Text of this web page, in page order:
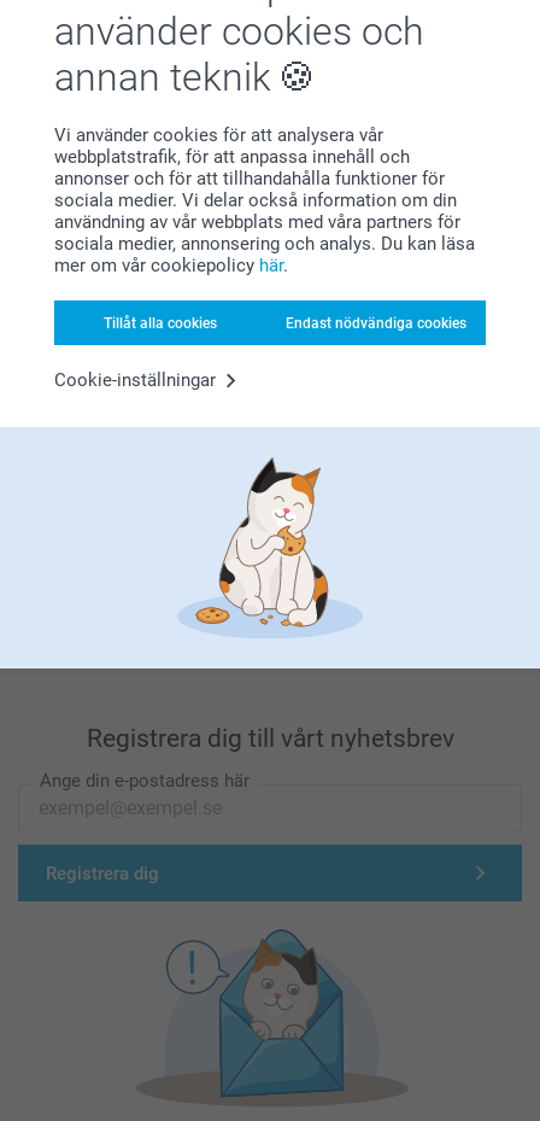
använder cookies och
annan teknik
Vi använder cookies för att analysera vår
webbplatstrafik, för att anpassa innehåll och
annonser och för att tillhandahålla funktioner för
sociala medier. Vi delar också information om din
användning av vår webbplats med våra partners för
sociala medier, annonsering och analys. Du kan läsa
mer om vår cookiepolicy här.
Tillåt alla cookies Endast nödvändiga cookies
Cookie-inställningar
Bonus på alla dina köp
Letar du efter inspiration?
Förstklassig kundservice
Registrera dig till vårt nyhetsbrev
Ange din e-postadress här
Registrera dig